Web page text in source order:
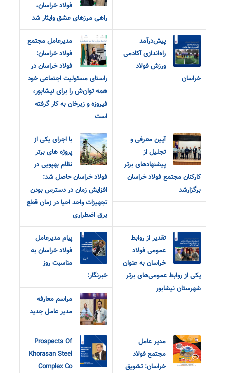
فولاد خراسان،
راهی مرزهای عشق و‌ایثار شد
پیش‌درآمد
راه‌اندازی آکادمی
ورزش فولاد
خراسان
مدیرعامل مجتمع
فولاد خراسان:
فولاد خراسان در
راستای مسئولیت اجتماعی خود
همه توان‌ش را برای نیشابور،
فیروزه و زبرخان به کار گرفته
است
آیین معرفی و
تجلیل از
پیشنهادهای برتر
کارکنان مجتمع فولاد خراسان
برگزارشد
با اجرای یکی از
پروژه های برتر
نظام بهپویی در
فولاد خراسان حاصل شد:
افزایش زمان در دسترس بودن
تجهیزات واحد احیا در زمان قطع
برق اضطراری
تقدیر از روابط‌
عمومی فولاد
خراسان به عنوان
یکی از روابط‌ عمومی‌های برتر
شهرستان نیشابور
پیام مدیرعامل
فولاد خراسان به
مناسبت روز
خبرنگار:
مراسم معارفه
مدیر عامل جدید
مدیر عامل
مجتمع فولاد
خراسان: تشویق
Prospects Of
Khorasan Steel
Complex Co